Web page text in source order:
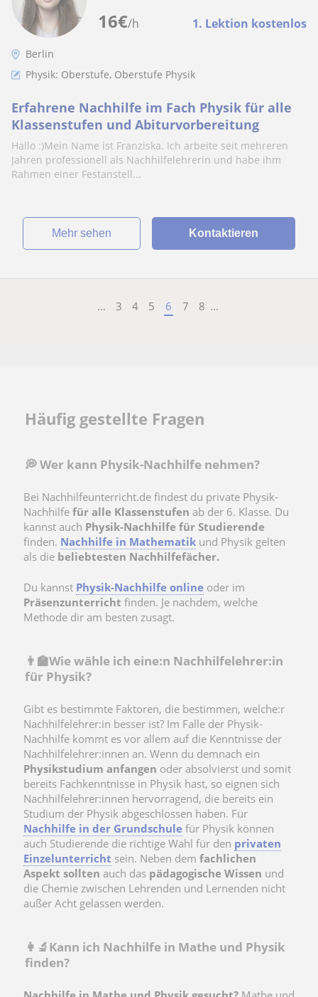
16€/h 1. Lektion kostenlos
Berlin
Physik: Oberstufe, Oberstufe Physik
Erfahrene Nachhilfe im Fach Physik für alle
Klassenstufen und Abiturvorbereitung
Hallo :)Mein Name ist Franziska. Ich arbeite seit mehreren
Jahren professionell als Nachhilfelehrerin und habe ihm
Rahmen einer Festanstell...
Mehr sehen Kontaktieren
... 3 4 5 6 7 8 ...
Häufig gestellte Fragen
💭 Wer kann Physik-Nachhilfe nehmen?
Bei Nachhilfeunterricht.de findest du private Physik-
Nachhilfe für alle Klassenstufen ab der 6. Klasse. Du
kannst auch Physik-Nachhilfe für Studierende
finden. Nachhilfe in Mathematik und Physik gelten
als die beliebtesten Nachhilfefächer.
Du kannst Physik-Nachhilfe online oder im
Präsenzunterricht finden. Je nachdem, welche
Methode dir am besten zusagt.
👨‍🏫Wie wähle ich eine:n Nachhilfelehrer:in
für Physik?
Gibt es bestimmte Faktoren, die bestimmen, welche:r
Nachhilfelehrer:in besser ist? Im Falle der Physik-
Nachhilfe kommt es vor allem auf die Kenntnisse der
Nachhilfelehrer:innen an. Wenn du demnach ein
Physikstudium anfangen oder absolvierst und somit
bereits Fachkenntnisse in Physik hast, so eignen sich
Nachhilfelehrer:innen hervorragend, die bereits ein
Studium der Physik abgeschlossen haben. Für
Nachhilfe in der Grundschule für Physik können
auch Studierende die richtige Wahl für den privaten
Einzelunterricht sein. Neben dem fachlichen
Aspekt sollten auch das pädagogische Wissen und
die Chemie zwischen Lehrenden und Lernenden nicht
außer Acht gelassen werden.
👩‍🔬Kann ich Nachhilfe in Mathe und Physik
finden?